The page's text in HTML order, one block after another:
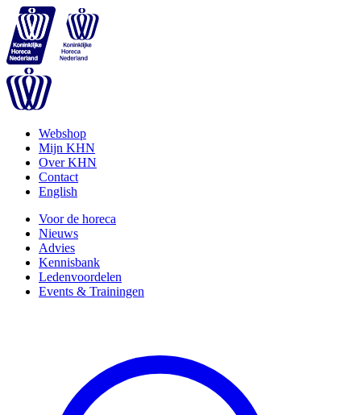
Webshop
Mijn KHN
Over KHN
Contact
English
Voor de horeca
Nieuws
Advies
Kennisbank
Ledenvoordelen
Events & Trainingen